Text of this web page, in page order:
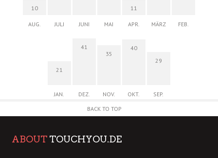
10
AUG. JULI JUNI MAI
11
APR. MÄRZ FEB.
21
JAN.
41
DEZ.
35
NOV.
40
OKT.
29
SEP.
BACK TO TOP
ABOUT TOUCHYOU.DE